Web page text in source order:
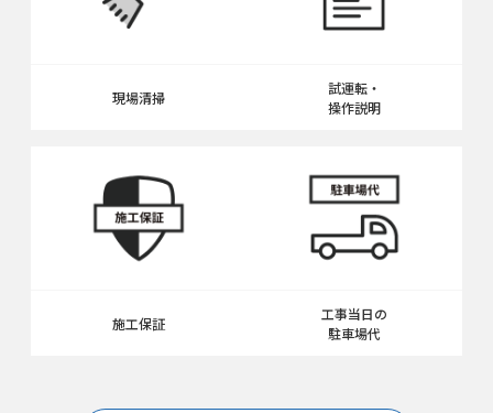
現場清掃
試運転・
操作説明
施工保証
工事当日の
駐車場代